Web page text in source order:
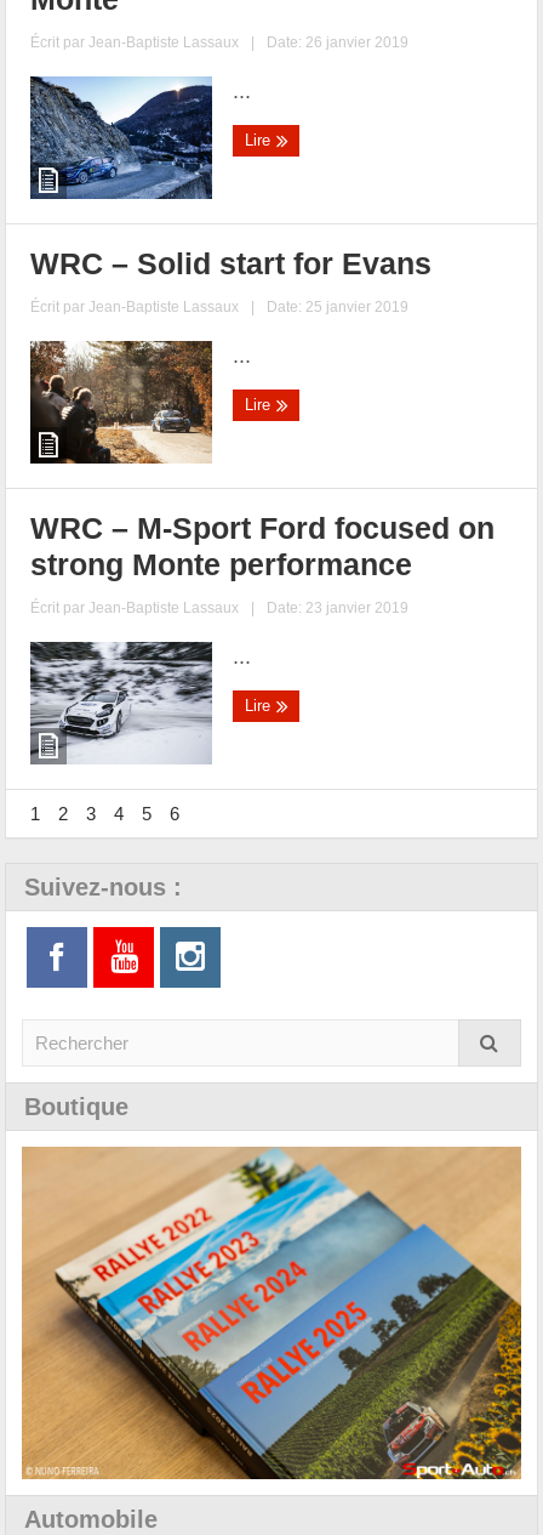
Écrit parJean-Baptiste Lassaux | Date: 26 janvier 2019
...
Lire
WRC – Solid start for Evans
Écrit parJean-Baptiste Lassaux | Date: 25 janvier 2019
...
Lire
WRC – M-Sport Ford focused on
strong Monte performance
Écrit parJean-Baptiste Lassaux | Date: 23 janvier 2019
...
Lire
1 2 3 4 5 6
Suivez-nous :
Boutique
Automobile